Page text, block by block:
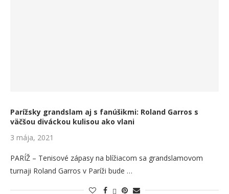
Parížsky grandslam aj s fanúšikmi: Roland Garros s
väčšou diváckou kulisou ako vlani
3 mája, 2021
PARÍŽ – Tenisové zápasy na blížiacom sa grandslamovom
turnaji Roland Garros v Paríži bude …